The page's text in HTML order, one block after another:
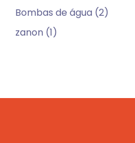
Bombas de água (2)
zanon (1)